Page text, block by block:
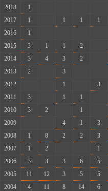
2018
1
2017
1 1 1 1
2016
1
2015
3 1 1 2
2014
3 4 3 2
2013
2 3
2012
1 3
2011
3 1 1
2010
3 2 1
2009
4 1 3
2008
1 8 2 2 3
2007
1 2 1
2006
3 3 3 6 5
2005
11 12 3 5 5
2004
4 11 8 14 6